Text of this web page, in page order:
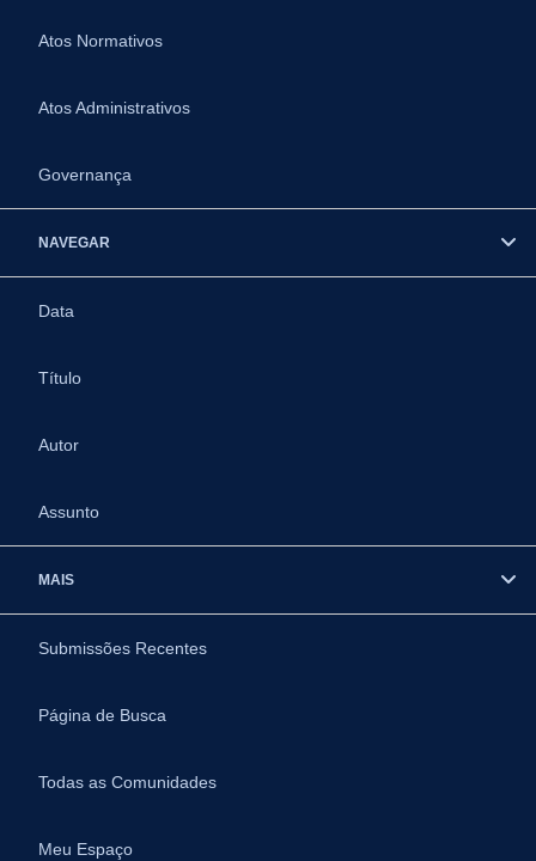
Atos Normativos
Atos Administrativos
Governança
NAVEGAR
Data
Título
Autor
Assunto
MAIS
Submissões Recentes
Página de Busca
Todas as Comunidades
Meu Espaço